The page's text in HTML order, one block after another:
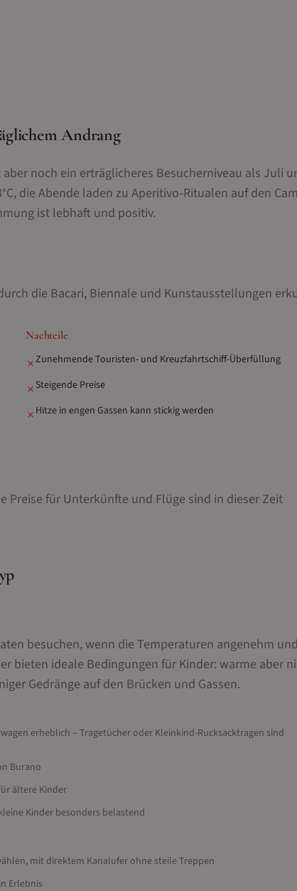
Andrang
noch ein erträglicheres Besucherniveau als Juli
die Abende laden zu Aperitivo-Ritualen auf den
ist lebhaft und positiv.
die Bacari, Biennale und Kunstausstellungen
Nachteile
✗Zunehmende Touristen- und Kreuzfahrtschiff-Überfüllung
✗ Steigende Preise
✗ Hitze in engen Gassen kann stickig werden
Preise für Unterkünfte und Flüge sind in dieser Zeit
besuchen, wenn die Temperaturen angenehm
bieten ideale Bedingungen für Kinder: warme aber
Gedränge auf den Brücken und Gassen.
erheblich – Tragetücher oder Kleinkind-Rucksacktragen sind
Burano
ältere Kinder
Kinder besonders belastend
mit direktem Kanalufer ohne steile Treppen
Erlebnis